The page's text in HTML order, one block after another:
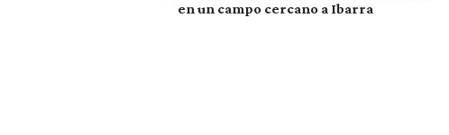
en un campo cercano a Ibarra